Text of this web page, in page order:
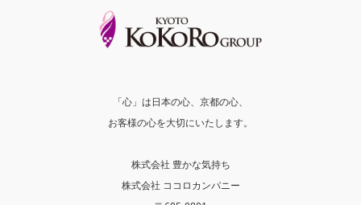
「心」は日本の心、京都の心、
お客様の心を大切にいたします。
株式会社 豊かな気持ち
株式会社 ココロカンパニー